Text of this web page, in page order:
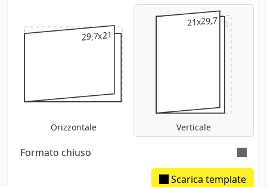
30x23
29,7x21
Orizzontale
23x30
21x29,7
Verticale
Formato chiuso
Scarica template
Dorsetto stimato: 8,81 mm